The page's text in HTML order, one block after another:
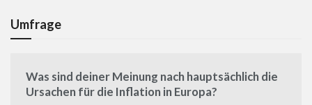
Umfrage
Was sind deiner Meinung nach hauptsächlich die
Ursachen für die Inflation in Europa?